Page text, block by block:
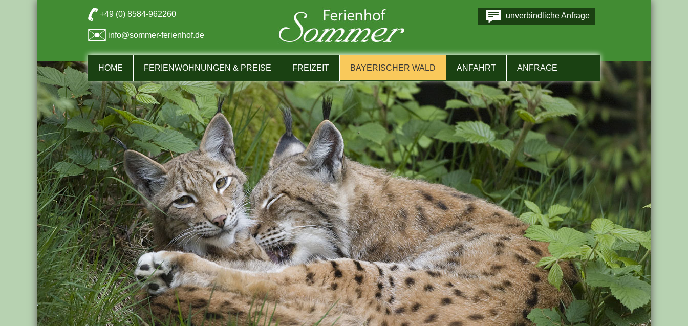
+49 (0) 8584-962260
info@sommer-ferienhof.de
unverbindliche Anfrage
HOME FERIENWOHNUNGEN & PREISE FREIZEIT BAYERISCHER WALD ANFAHRT ANFRAGE